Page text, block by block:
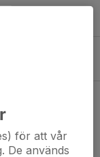
för att vår
De används